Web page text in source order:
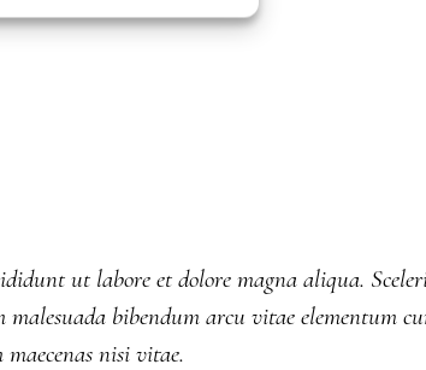
ut labore et dolore magna aliqua.
bibendum arcu vitae elementum
nisi vitae.